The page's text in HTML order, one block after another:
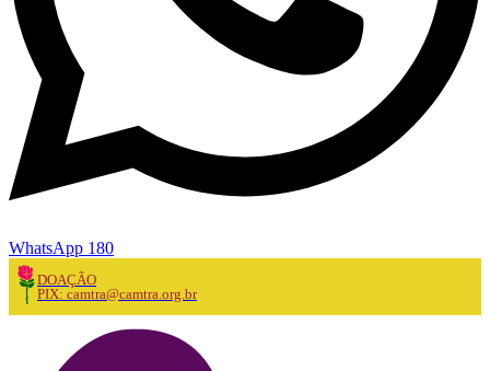
WhatsApp 180
DOAÇÃO
PIX: camtra@camtra.org.br